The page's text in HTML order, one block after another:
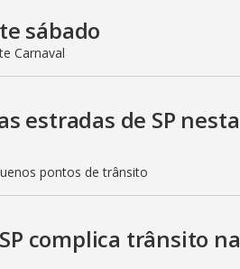
sábado
Carnaval
estradas de SP nesta
pontos de trânsito
complica trânsito na